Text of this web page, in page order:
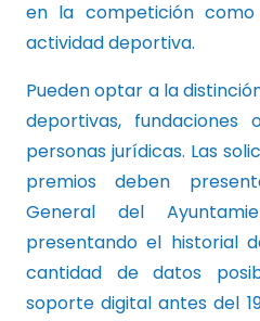
en la competición
actividad deportiva.
Pueden optar a la
deportivas,
personas jurídicas. Las
premios deben
General del
presentando el historial
cantidad de datos
soporte digital antes del